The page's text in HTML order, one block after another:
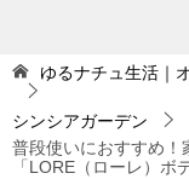
ゆるナチュ生活｜
シンシアガーデン
普段使いにおすすめ！
「LORE（ローレ）ボ